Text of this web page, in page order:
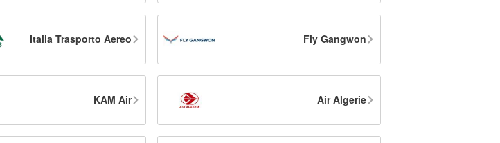
Italia Trasporto Aereo Fly Gangwon
KAM Air Air Algerie